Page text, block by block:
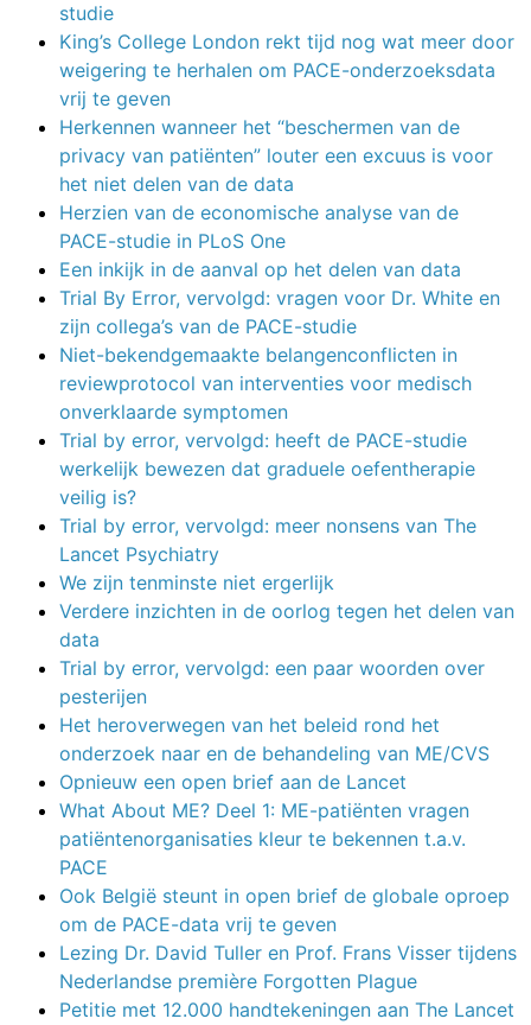
studie
King’s College London rekt tijd nog wat meer door
weigering te herhalen om PACE-onderzoeksdata
vrij te geven
Herkennen wanneer het “beschermen van de
privacy van patiënten” louter een excuus is voor
het niet delen van de data
Herzien van de economische analyse van de
PACE-studie in PLoS One
Een inkijk in de aanval op het delen van data
Trial By Error, vervolgd: vragen voor Dr. White en
zijn collega’s van de PACE-studie
Niet-bekendgemaakte belangenconflicten in
reviewprotocol van interventies voor medisch
onverklaarde symptomen
Trial by error, vervolgd: heeft de PACE-studie
werkelijk bewezen dat graduele oefentherapie
veilig is?
Trial by error, vervolgd: meer nonsens van The
Lancet Psychiatry
We zijn tenminste niet ergerlijk
Verdere inzichten in de oorlog tegen het delen van
data
Trial by error, vervolgd: een paar woorden over
pesterijen
Het heroverwegen van het beleid rond het
onderzoek naar en de behandeling van ME/CVS
Opnieuw een open brief aan de Lancet
What About ME? Deel 1: ME-patiënten vragen
patiëntenorganisaties kleur te bekennen t.a.v.
PACE
Ook België steunt in open brief de globale oproep
om de PACE-data vrij te geven
Lezing Dr. David Tuller en Prof. Frans Visser tijdens
Nederlandse première Forgotten Plague
Petitie met 12.000 handtekeningen aan The Lancet